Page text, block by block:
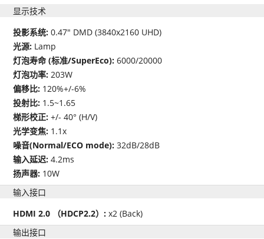
显示技术
投影系统:0.47" DMD (3840x2160 UHD)
光源: Lamp
灯泡寿命 (标准/SuperEco):6000/20000
灯泡功率:203W
偏移比: 120%+/-6%
投射比: 1.5~1.65
梯形校正:+/- 40° (H/V)
光学变焦: 1.1x
噪音(Normal/ECO mode):32dB/28dB
输入延迟:4.2ms
扬声器: 10W
输入接口
HDMI 2.0 （HDCP2.2）:x2 (Back)
输出接口